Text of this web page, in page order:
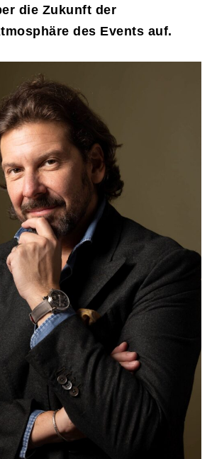
die Zukunft der
des Events auf.